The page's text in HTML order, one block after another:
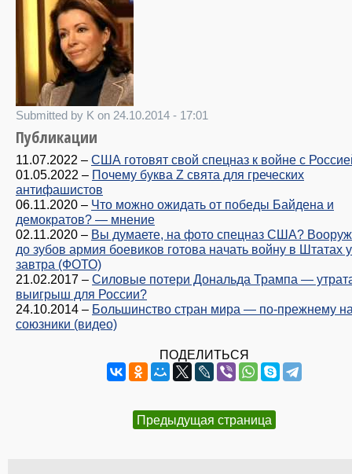
Submitted by K on 24.10.2014 - 17:01
Публикации
11.07.2022 – США готовят свой спецназ к войне с
01.05.2022 – Почему буква Z свята для греческих
антифашистов
06.11.2020 – Что можно ожидать от победы Байдена и
демократов? — мнение
02.11.2020 – Вы думаете, на фото спецназ США?
до зубов армия боевиков готова начать войну в Штатах
завтра (ФОТО)
21.02.2017 – Силовые потери Дональда Трампа —
выигрыш для России?
24.10.2014 – Большинство стран мира — по-прежнему
союзники (видео)
ПОДЕЛИТЬСЯ
Предыдущая страница